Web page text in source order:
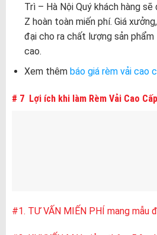
Trì – Hà Nội Quý khách hàng
Z hoàn toàn miến phí. Giá
đại cho ra chất lượng sản
cao.
Xem thêm báo giá rèm vải cao
# 7 Lợi ích khi làm Rèm Vải Cao
#1. TƯ VẤN MIẾN PHÍ mang mẫu